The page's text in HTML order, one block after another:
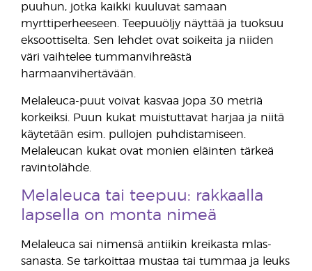
puuhun, jotka kaikki kuuluvat samaan
myrttiperheeseen. Teepuuöljy näyttää ja tuoksuu
eksoottiselta. Sen lehdet ovat soikeita ja niiden
väri vaihtelee tummanvihreästä
harmaanvihertävään.
Melaleuca-puut voivat kasvaa jopa 30 metriä
korkeiksi. Puun kukat muistuttavat harjaa ja niitä
käytetään esim. pullojen puhdistamiseen.
Melaleucan kukat ovat monien eläinten tärkeä
ravintolähde.
Melaleuca tai teepuu: rakkaalla
lapsella on monta nimeä
Melaleuca sai nimensä antiikin kreikasta mlas-
sanasta. Se tarkoittaa mustaa tai tummaa ja leuks